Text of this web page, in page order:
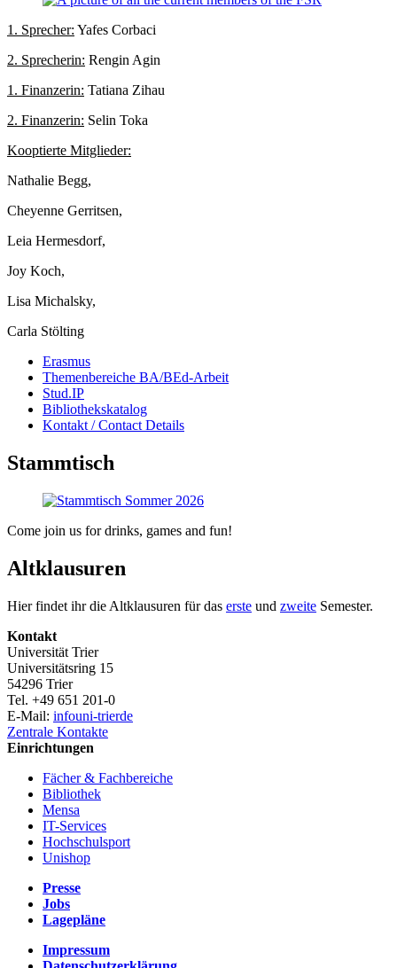
1. Sprecher: Yafes Corbaci
2. Sprecherin: Rengin Agin
1. Finanzerin: Tatiana Zihau
2. Finanzerin: Selin Toka
Kooptierte Mitglieder:
Nathalie Begg,
Cheyenne Gerritsen,
Leia Hermesdorf,
Joy Koch,
Lisa Michalsky,
Carla Stölting
Erasmus
Themenbereiche BA/BEd-Arbeit
Stud.IP
Bibliothekskatalog
Kontakt / Contact Details
Stammtisch
Come join us for drinks, games and fun!
Altklausuren
Hier findet ihr die Altklausuren für das erste und zweite Semester.
Kontakt
Universität Trier
Universitätsring 15
54296 Trier
Tel. +49 651 201-0
E-Mail: infouni-trierde
Zentrale Kontakte
Einrichtungen
Fächer & Fachbereiche
Bibliothek
Mensa
IT-Services
Hochschulsport
Unishop
Presse
Jobs
Lagepläne
Impressum